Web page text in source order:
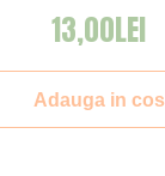
13,00LEI
Adauga in cos